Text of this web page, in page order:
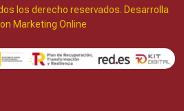
los derecho reservados. Desarrolla
Marketing Online